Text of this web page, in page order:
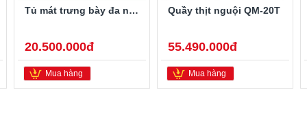
Tủ mát trưng bày đa năng Snow Village DL-1.3
20.500.000đ
Mua hàng
Quầy thịt nguội QM-20T
55.490.000đ
Mua hàng